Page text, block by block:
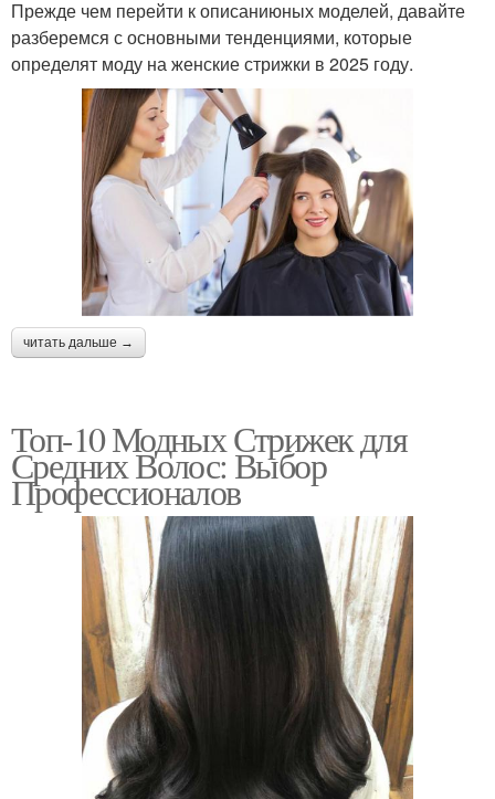
Прежде чем перейти к описаниюных моделей, давайте
разберемся с основными тенденциями, которые
определят моду на женские стрижки в 2025 году.
читать дальше →
Топ-10 Модных Стрижек для
Средних Волос: Выбор
Профессионалов